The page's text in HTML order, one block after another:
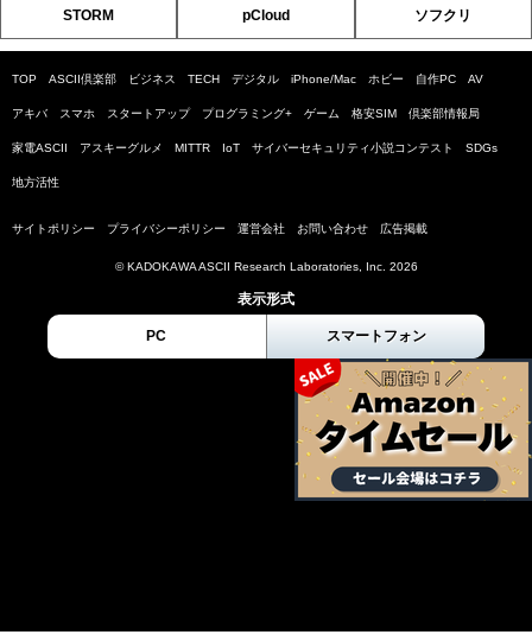
STORM pCloud ソフクリ
TOP ASCII倶楽部 ビジネス TECH デジタル iPhone/Mac ホビー 自作PC AV
アキバ スマホ スタートアップ プログラミング+ ゲーム 格安SIM 倶楽部情報局
家電ASCII アスキーグルメ MITTR IoT サイバーセキュリティ小説コンテスト SDGs
地方活性
サイトポリシー プライバシーポリシー 運営会社 お問い合わせ 広告掲載
© KADOKAWA ASCII Research Laboratories, Inc. 2026
表示形式
PC スマートフォン